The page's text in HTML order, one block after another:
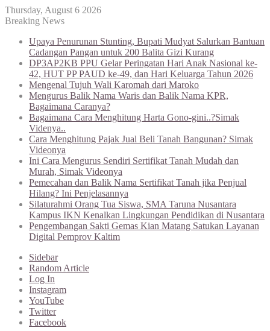
Thursday, August 6 2026
Breaking News
Upaya Penurunan Stunting, Bupati Mudyat Salurkan Bantuan
Cadangan Pangan untuk 200 Balita Gizi Kurang
DP3AP2KB PPU Gelar Peringatan Hari Anak Nasional ke-
42, HUT PP PAUD ke-49, dan Hari Keluarga Tahun 2026
Mengenal Tujuh Wali Karomah dari Maroko
Mengurus Balik Nama Waris dan Balik Nama KPR,
Bagaimana Caranya?
Bagaimana Cara Menghitung Harta Gono-gini..?Simak
Videnya..
Cara Menghitung Pajak Jual Beli Tanah Bangunan? Simak
Videonya
Ini Cara Mengurus Sendiri Sertifikat Tanah Mudah dan
Murah, Simak Videonya
Pemecahan dan Balik Nama Sertifikat Tanah jika Penjual
Hilang? Ini Penjelasannya
Silaturahmi Orang Tua Siswa, SMA Taruna Nusantara
Kampus IKN Kenalkan Lingkungan Pendidikan di Nusantara
Pengembangan Sakti Gemas Kian Matang Satukan Layanan
Digital Pemprov Kaltim
Sidebar
Random Article
Log In
Instagram
YouTube
Twitter
Facebook